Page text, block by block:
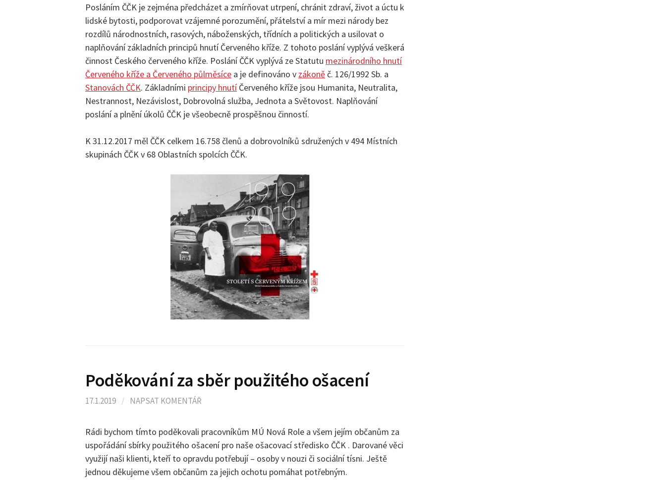
Posláním ČČK je zejména předcházet a zmírňovat utrpení, chránit zdraví, život a úctu k
lidské bytosti, podporovat vzájemné porozumění, přátelství a mír mezi národy bez
rozdílů národnostních, rasových, náboženských, třídních a politických a usilovat o
naplňování základních principů hnutí Červeného kříže. Z tohoto poslání vyplývá veškerá
činnost Českého červeného kříže. Poslání ČČK vyplývá ze Statutu mezinárodního hnutí
Červeného kříže a Červeného půlměsíce a je definováno v zákoněč. 126/1992 Sb. a
Stanovách ČČK. Základními principy hnutíČerveného kříže jsou Humanita, Neutralita,
Nestrannost, Nezávislost, Dobrovolná služba, Jednota a Světovost. Naplňování
poslání a plnění úkolů ČČK je všeobecně prospěšnou činností.
K 31.12.2017 měl ČČK celkem 16.758 členů a dobrovolníků sdružených v 494 Místních
skupinách ČČK v 68 Oblastních spolcích ČČK.
Poděkování za sběr použitého ošacení
17.1.2019 / NAPSAT KOMENTÁŘ
Rádi bychom tímto poděkovali pracovníkům MÚ Nová Role a všem jejím občanům za
uspořádání sbírky použitého ošacení pro naše ošacovací středisko ČČK . Darované věci
využijí naši klienti, kteří to opravdu potřebují – osoby v nouzi či sociální tísni. Ještě
jednou děkujeme všem občanům za jejich ochotu pomáhat potřebným.